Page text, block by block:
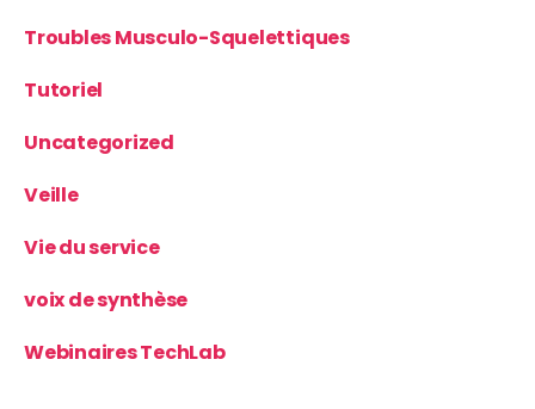
Troubles Musculo-Squelettiques
Tutoriel
Uncategorized
Veille
Vie du service
voix de synthèse
Webinaires TechLab